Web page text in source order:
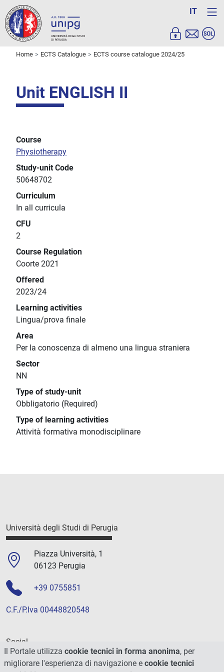
IT
Home ECTS Catalogue ECTS course catalogue 2024/25
Unit ENGLISH II
Course
Physiotherapy
Study-unit Code
50648702
Curriculum
In all curricula
CFU
2
Course Regulation
Coorte 2021
Offered
2023/24
Learning activities
Lingua/prova finale
Area
Per la conoscenza di almeno una lingua straniera
Sector
NN
Type of study-unit
Obbligatorio (Required)
Type of learning activities
Attività formativa monodisciplinare
Università degli Studi di Perugia
Piazza Università, 1
06123 Perugia
+39 0755851
C.F./P.Iva 00448820548
Social
Il Portale utilizza cookie tecnici in forma anonima, per
migliorare l'esperienza di navigazione e cookie tecnici